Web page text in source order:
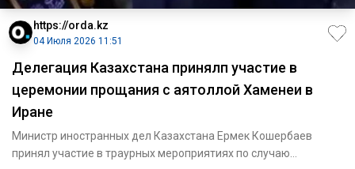
https://orda.kz
04 Июля 2026 11:51
Делегация Казахстана принялп участие в
церемонии прощания с аятоллой Хаменеи в
Иране
Министр иностранных дел Казахстана Ермек Кошербаев
принял участие в траурных мероприятиях по случаю